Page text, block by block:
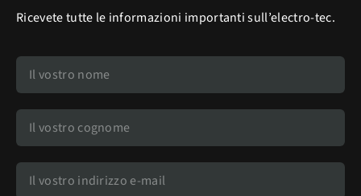
Ricevete tutte le informazioni importanti sull’electro-tec.